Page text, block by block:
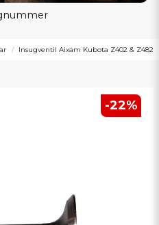
Insugventil Aixam Kubota Z402 & Z482
-22%